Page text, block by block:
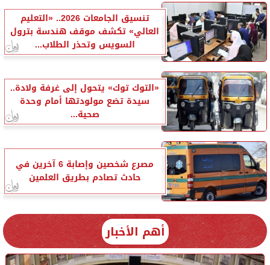
تنسيق الجامعات 2026.. «التعليم
العالي» تكشف موقف هندسة بترول
السويس وتحذر الطلاب...
«التوك توك» يتحول إلى غرفة ولادة..
سيدة تضع مولودتها أمام وحدة
صحية...
مصرع شخصين وإصابة 6 آخرين في
حادث تصادم بطريق العلمين
أهم الأخبار